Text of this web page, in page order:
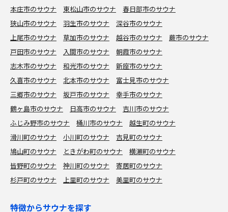
本庄市のサウナ
東松山市のサウナ
春日部市のサウナ
狭山市のサウナ
羽生市のサウナ
深谷市のサウナ
上尾市のサウナ
草加市のサウナ 越谷市のサウナ
蕨市のサウナ
戸田市のサウナ
入間市のサウナ
朝霞市のサウナ
志木市のサウナ
和光市のサウナ
新座市のサウナ
久喜市のサウナ
北本市のサウナ
富士見市のサウナ
三郷市のサウナ
坂戸市のサウナ
幸手市のサウナ
鶴ヶ島市のサウナ
日高市のサウナ
吉川市のサウナ
ふじみ野市のサウナ
桶川市のサウナ
越生町のサウナ
滑川町のサウナ
小川町のサウナ
吉見町のサウナ
鳩山町のサウナ
ときがわ町のサウナ
横瀬町のサウナ
皆野町のサウナ
神川町のサウナ
寄居町のサウナ
杉戸町のサウナ
上里町のサウナ 美里町のサウナ
特徴からサウナを探す